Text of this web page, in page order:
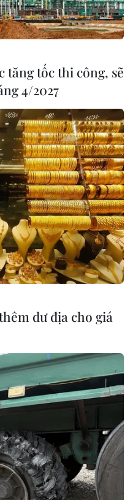
tăng tốc thi công, sẽ
4/2027
dư địa cho giá